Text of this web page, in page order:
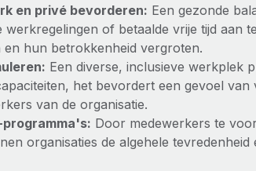
en privé bevorderen: Een gezonde
of betaalde vrije tijd aan
hun betrokkenheid vergroten.
Een diverse, inclusieve werkplek
het bevordert een gevoel van
van de organisatie.
Door medewerkers te
organisaties de algehele